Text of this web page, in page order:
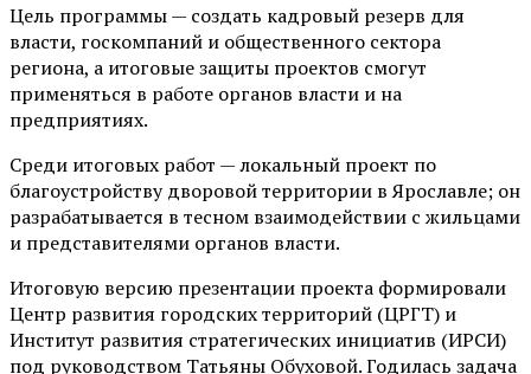
Цель программы — создать кадровый резерв для
власти, госкомпаний и общественного сектора
региона, а итоговые защиты проектов смогут
применяться в работе органов власти и на
предприятиях.
Среди итоговых работ — локальный проект по
благоустройству дворовой территории в Ярославле; он
разрабатывается в тесном взаимодействии с жильцами
и представителями органов власти.
Итоговую версию презентации проекта формировали
Центр развития городских территорий (ЦРГТ) и
Институт развития стратегических инициатив (ИРСИ)
под руководством Татьяны Обуховой. Годилась задача